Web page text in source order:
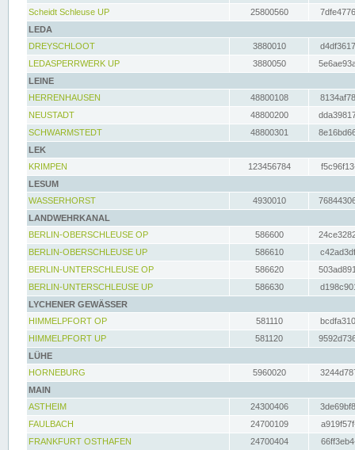
Scheidt Schleuse UP
25800560
LEDA
DREYSCHLOOT
3880010
LEDASPERRWERK UP
3880050
LEINE
HERRENHAUSEN
48800108
NEUSTADT
48800200
SCHWARMSTEDT
48800301
LEK
KRIMPEN
123456784
LESUM
WASSERHORST
4930010
LANDWEHRKANAL
BERLIN-OBERSCHLEUSE OP
586600
BERLIN-OBERSCHLEUSE UP
586610
BERLIN-UNTERSCHLEUSE OP
586620
BERLIN-UNTERSCHLEUSE UP
586630
LYCHENER GEWÄSSER
HIMMELPFORT OP
581110
HIMMELPFORT UP
581120
LÜHE
HORNEBURG
5960020
MAIN
ASTHEIM
24300406
FAULBACH
24700109
FRANKFURT OSTHAFEN
24700404